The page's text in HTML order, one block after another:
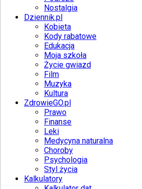
Nostalgia
Dziennik.pl
Kobieta
Kody rabatowe
Edukacja
Moja szkoła
Życie gwiazd
Film
Muzyka
Kultura
ZdrowieGO.pl
Prawo
Finanse
Leki
Medycyna naturalna
Choroby
Psychologia
Styl życia
Kalkulatory